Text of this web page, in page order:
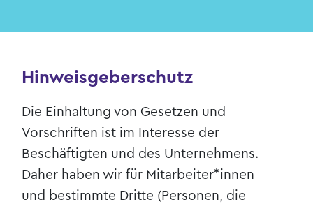
Spenden
Aktuelles
Karriere
Aus- und Weiterbildung
Freiwilligendienste
Hinweisgeberschutz
Die Einhaltung von Gesetzen und
Vorschriften ist im Interesse der
Beschäftigten und des Unternehmens.
Daher haben wir für Mitarbeiter*innen
und bestimmte Dritte (Personen, die